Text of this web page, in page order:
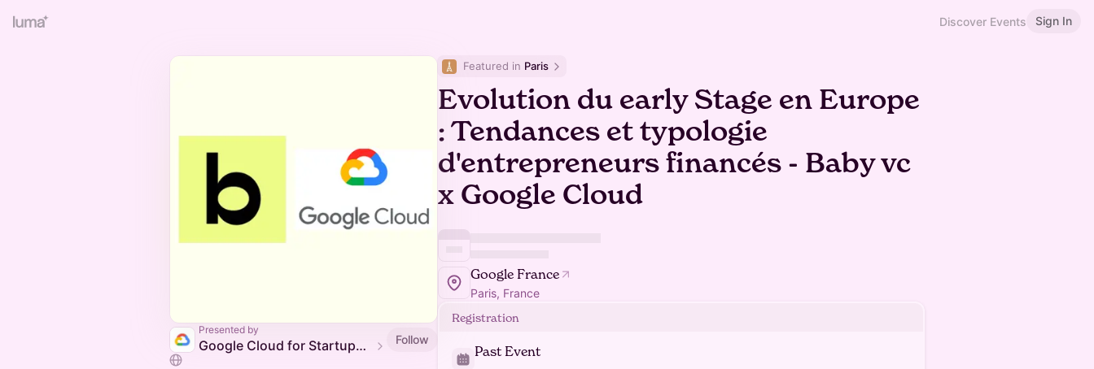
Discover Events Sign In
Presented by
Google Cloud for Startups France Follow
Featured in Paris
Evolution du early Stage en Europe
: Tendances et typologie
d'entrepreneurs financés - Baby vc
x Google Cloud
Google France
Paris, France
Registration
Past Event